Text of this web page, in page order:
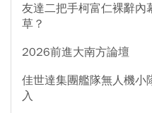
友達二把手柯富仁裸辭內
草？
2026前進大南方論壇
佳世達集團艦隊無人機小
入